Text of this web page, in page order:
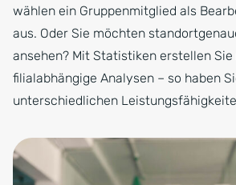
wählen ein Gruppenmitglied als
aus. Oder Sie möchten
ansehen? Mit Statistiken erstellen
filialabhängige Analysen – so haben
unterschiedlichen